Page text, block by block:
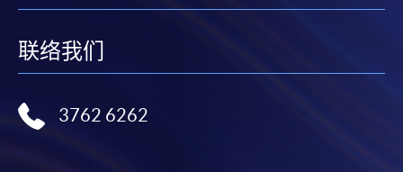
联络我们
3762 6262